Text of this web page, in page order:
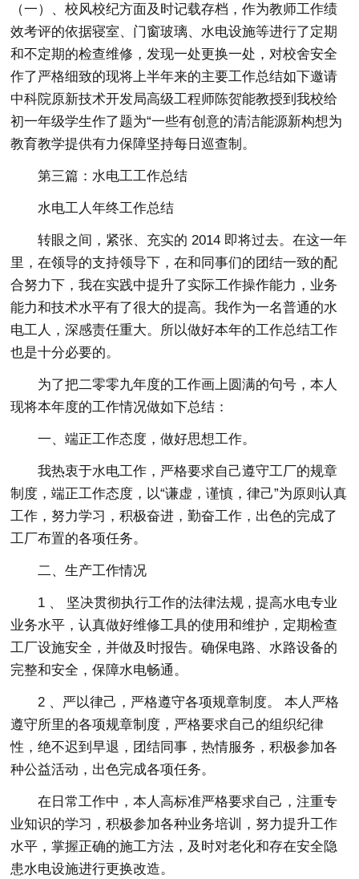
（一）、校风校纪方面及时记载存档，作为教师工作绩
效考评的依据寝室、门窗玻璃、水电设施等进行了定期
和不定期的检查维修，发现一处更换一处，对校舍安全
作了严格细致的现将上半年来的主要工作总结如下邀请
中科院原新技术开发局高级工程师陈贺能教授到我校给
初一年级学生作了题为“一些有创意的清洁能源新构想为
教育教学提供有力保障坚持每日巡查制。
第三篇：水电工工作总结
水电工人年终工作总结
转眼之间，紧张、充实的 2014 即将过去。在这一年
里，在领导的支持领导下，在和同事们的团结一致的配
合努力下，我在实践中提升了实际工作操作能力，业务
能力和技术水平有了很大的提高。我作为一名普通的水
电工人，深感责任重大。所以做好本年的工作总结工作
也是十分必要的。
为了把二零零九年度的工作画上圆满的句号，本人
现将本年度的工作情况做如下总结：
一、端正工作态度，做好思想工作。
我热衷于水电工作，严格要求自己遵守工厂的规章
制度，端正工作态度，以“谦虚，谨慎，律己”为原则认真
工作，努力学习，积极奋进，勤奋工作，出色的完成了
工厂布置的各项任务。
二、生产工作情况
1 、 坚决贯彻执行工作的法律法规 , 提高水电专业
业务水平，认真做好维修工具的使用和维护，定期检查
工厂设施安全，并做及时报告。确保电路、水路设备的
完整和安全，保障水电畅通。
2 、严以律己，严格遵守各项规章制度。 本人严格
遵守所里的各项规章制度，严格要求自己的组织纪律
性，绝不迟到早退，团结同事，热情服务，积极参加各
种公益活动，出色完成各项任务。
在日常工作中，本人高标准严格要求自己，注重专
业知识的学习，积极参加各种业务培训，努力提升工作
水平，掌握正确的施工方法，及时对老化和存在安全隐
患水电设施进行更换改造。